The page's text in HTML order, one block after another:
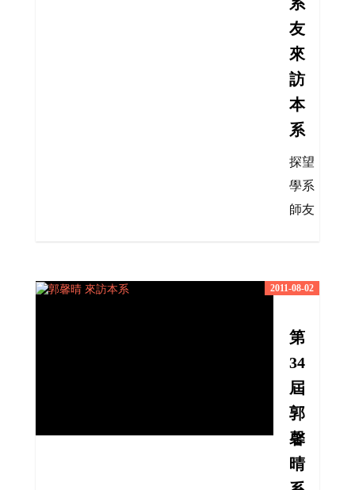
友
來
訪
本
系
探望
學系
師友
2011-08-02
第
34
屆
郭
馨
晴